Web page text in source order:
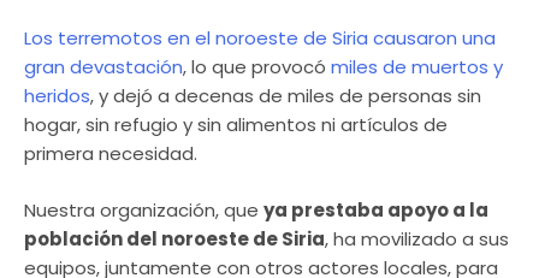
Los terremotos en el noroeste de Siria causaron una
gran devastación, lo que provocó miles de muertos y
heridos, y dejó a decenas de miles de personas sin
hogar, sin refugio y sin alimentos ni artículos de
primera necesidad.
Nuestra organización, que ya prestaba apoyo a la
población del noroeste de Siria, ha movilizado a sus
equipos, juntamente con otros actores locales, para